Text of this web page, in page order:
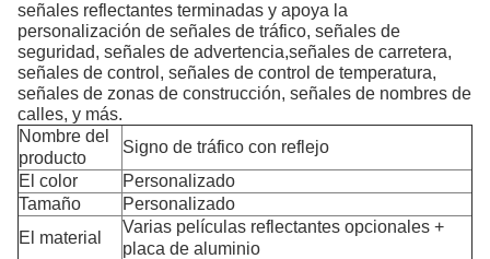
señales reflectantes terminadas y apoya la
personalización de señales de tráfico, señales de
seguridad, señales de advertencia,señales de carretera,
señales de control, señales de control de temperatura,
señales de zonas de construcción, señales de nombres de
calles, y más.
Nombre del
producto
Signo de tráfico con reflejo
El color
Personalizado
Tamaño
Personalizado
El material
Varias películas reflectantes opcionales +
placa de aluminio